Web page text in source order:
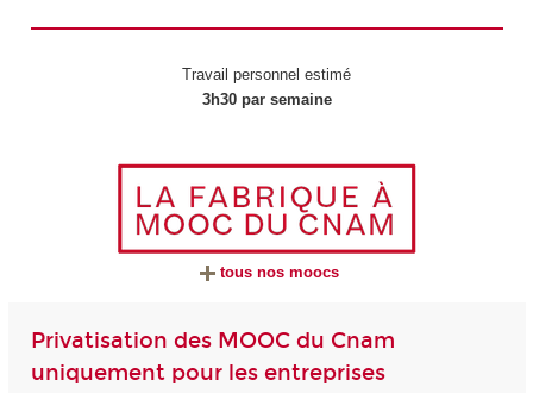
Travail personnel estimé
3h30 par semaine
tous nos moocs
Privatisation des MOOC du Cnam
uniquement pour les entreprises